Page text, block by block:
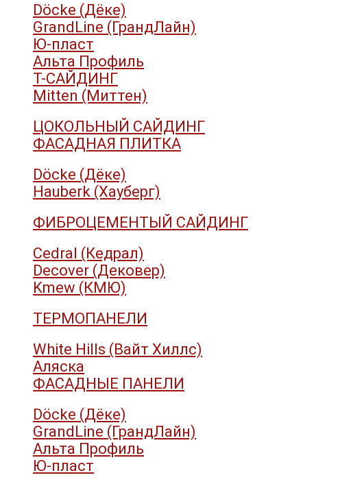
Döcke (Дёке)
GrandLine (ГрандЛайн)
Ю-пласт
Альта Профиль
Т-САЙДИНГ
Mitten (Миттен)
ЦОКОЛЬНЫЙ САЙДИНГ
ФАСАДНАЯ ПЛИТКА
Döcke (Дёке)
Hauberk (Хауберг)
ФИБРОЦЕМЕНТЫЙ САЙДИНГ
Cedral (Кедрал)
Decover (Дековер)
Kmew (КМЮ)
ТЕРМОПАНЕЛИ
White Hills (Вайт Хиллс)
Аляска
ФАСАДНЫЕ ПАНЕЛИ
Döcke (Дёке)
GrandLine (ГрандЛайн)
Альта Профиль
Ю-пласт